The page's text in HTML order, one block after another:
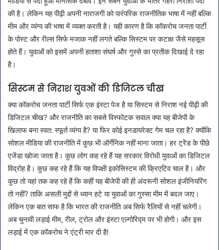
की है। लेकिन यह पीढ़ी अपनी नाराजगी को पारंपरिक राजनीतिक भाषा में नहीं बल्कि
मीम और व्यंग्य की भाषा में व्यक्त करती है। यही कारण है कि कॉकरोच जनता पार्टी
के पोस्ट और रील्स सिर्फ मजाक नहीं लगते बल्कि सिस्टम पर कटाक्ष जैसे महसूस
होते हैं। युवाओं को इसमें अपनी हताशा संघर्ष और गुस्से का प्रतीक दिखाई दे रहा
है।
सिस्टम से निराश युवओं की डिजिटल चीख
क्या कॉकरोच जनता पार्टी सिर्फ एक इंस्टा पेज है या सिस्टम से निराश नई पीढ़ी की
डिजिटल चीख? और राजनीति का सबसे विस्फोटक सवाल क्या यह बीजेपी के
खिलाफ बना स्वत: स्फूर्त व्यंग्य है? या फिर कोई इनडायरेक्ट गेम चल रहा है? क्योंकि
सोशल मीडिया की राजनीति में कुछ भी ऑर्गेनिक नहीं माना जाता। हर ट्रेंड के पीछे
एजेंडा खोजा जाता है। कुछ लोग कह रहे हैं यह सरकार विरोधी युवाओं का डिजिटल
विद्रोह है। कुछ कह रहे हैं कि यह विपक्षी इकोसिस्टम की क्रिएटिव चाल है। और
कुछ तो यहां तक कह रहे हैं कि कहीं यह बीजेपी की ही अंदरूनी सोशल इंजीनियरिंग
तो नहीं? ताकि असली मुद्दों से ध्यान हटे या युवाओं का गुस्सा मीम में बदल जाए।
लेकिन एक बात साफ है कि भारत की राजनीति अब सिर्फ रैलियों से नहीं चलेगी।
अब चुनावी लड़ाई मीम, रील, ट्रोल और इंस्टा एल्गोरिद्म पर भी होगी। और इस
लड़ाई में एक कॉकरोच ने एंट्री मार दी है!